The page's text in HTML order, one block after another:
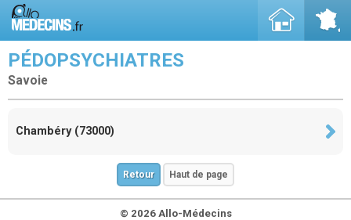
PÉDOPSYCHIATRES
Savoie
Chambéry (73000)
Retour Haut de page
© 2026 Allo-Médecins